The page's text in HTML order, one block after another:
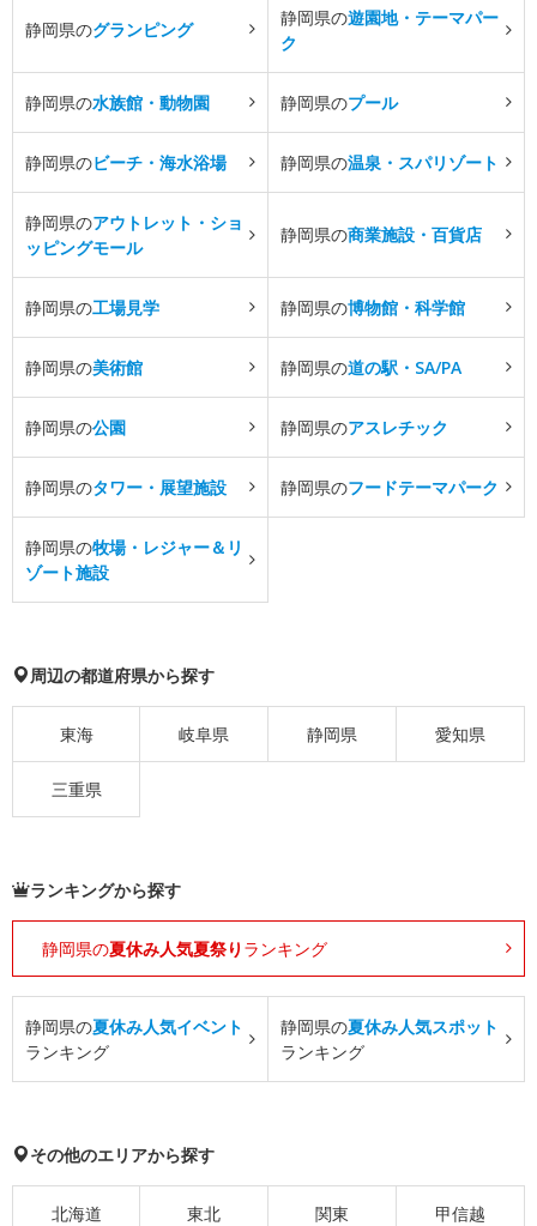
静岡県のグランピング
静岡県の遊園地・テーマパー
ク
静岡県の水族館・動物園 静岡県のプール
静岡県のビーチ・海水浴場 静岡県の温泉・スパリゾート
静岡県のアウトレット・ショ
ッピングモール
静岡県の商業施設・百貨店
静岡県の工場見学 静岡県の博物館・科学館
静岡県の美術館 静岡県の道の駅・SA/PA
静岡県の公園 静岡県のアスレチック
静岡県のタワー・展望施設 静岡県のフードテーマパーク
静岡県の牧場・レジャー＆リ
ゾート施設
周辺の都道府県から探す
東海 岐阜県 静岡県 愛知県
三重県
ランキングから探す
静岡県の夏休み人気夏祭り ランキング
静岡県の夏休み人気イベント
ランキング
静岡県の夏休み人気スポット
ランキング
その他のエリアから探す
北海道 東北 関東 甲信越